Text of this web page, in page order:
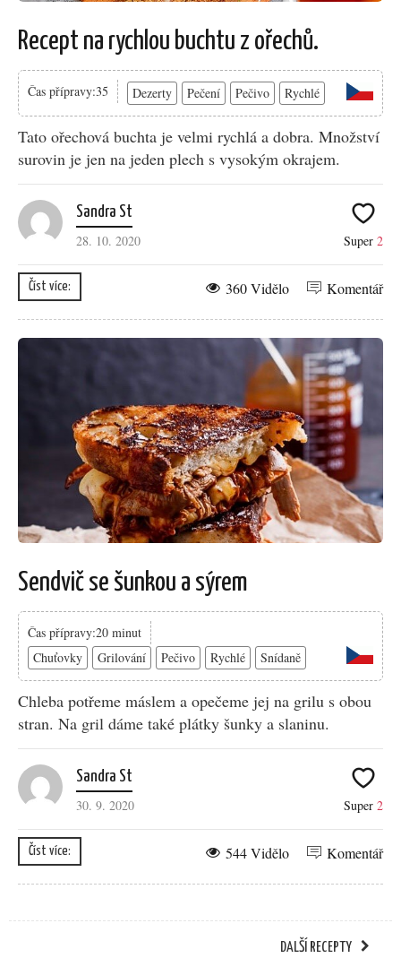
Recept na rychlou buchtu z ořechů.
Čas přípravy:35 Dezerty Pečení Pečivo Rychlé
Tato ořechová buchta je velmi rychlá a dobra. Množství
surovin je jen na jeden plech s vysokým okrajem.
Sandra St
28. 10. 2020
Super 2
Číst více: Komentář
360 Vidělo
Sendvič se šunkou a sýrem
Čas přípravy:20 minut
Chuťovky
Grilování Pečivo Rychlé Snídaně
Chleba potřeme máslem a opečeme jej na grilu s obou
stran. Na gril dáme také plátky šunky a slaninu.
Sandra St
30. 9. 2020
Super 2
Číst více: Komentář
544 Vidělo
DALŠÍ RECEPTY